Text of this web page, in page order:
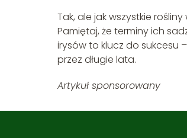
Tak, ale jak wszystkie
Pamiętaj, że terminy ich
irysów to klucz do sukcesu
przez długie lata.
Artykuł sponsorowany